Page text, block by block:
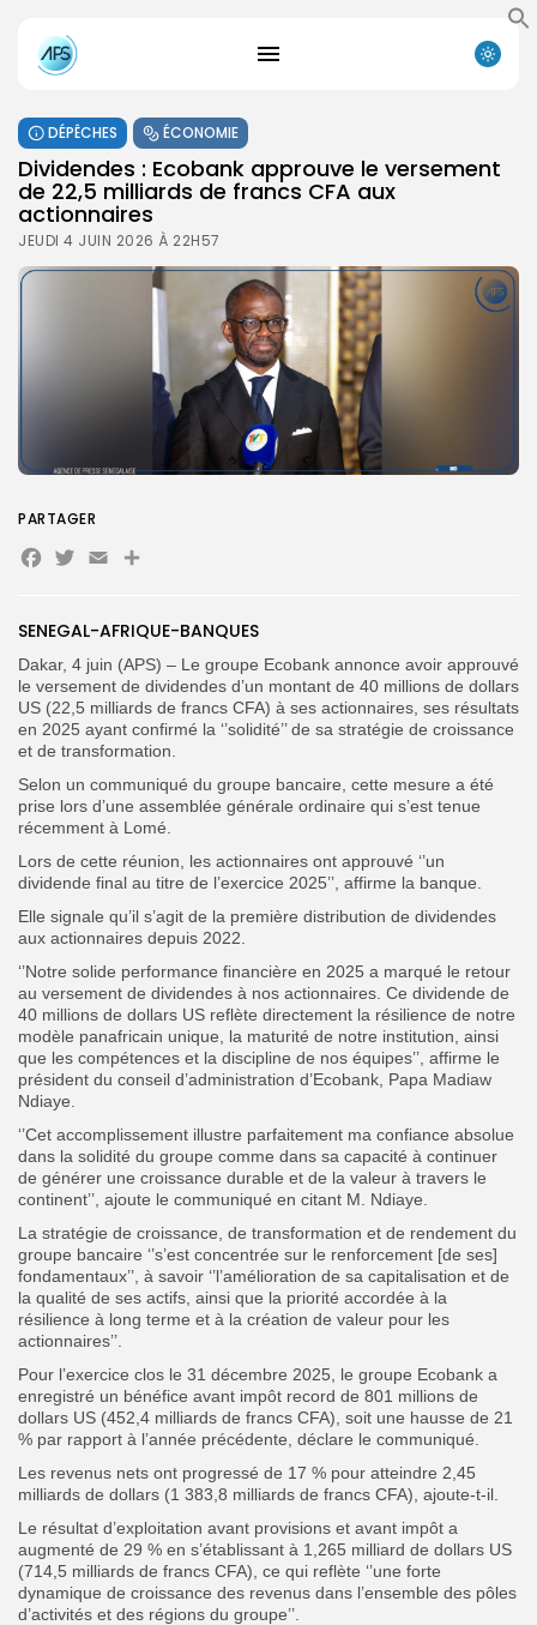
for:
FR
DÉPÊCHES ÉCONOMIE
Dividendes : Ecobank approuve le versement
de 22,5 milliards de francs CFA aux
actionnaires
JEUDI 4 JUIN 2026 À 22H57
SENEGAL-AFRIQUE-BANQUES
Dakar, 4 juin (APS) – Le groupe Ecobank annonce avoir approuvé
le versement de dividendes d’un montant de 40 millions de dollars
US (22,5 milliards de francs CFA) à ses actionnaires, ses résultats
en 2025 ayant confirmé la ‘’solidité’’ de sa stratégie de croissance
et de transformation.
Selon un communiqué du groupe bancaire, cette mesure a été
prise lors d’une assemblée générale ordinaire qui s’est tenue
récemment à Lomé.
Lors de cette réunion, les actionnaires ont approuvé ‘’un
dividende final au titre de l’exercice 2025’’, affirme la banque.
Elle signale qu’il s’agit de la première distribution de dividendes
aux actionnaires depuis 2022.
‘’Notre solide performance financière en 2025 a marqué le retour
au versement de dividendes à nos actionnaires. Ce dividende de
40 millions de dollars US reflète directement la résilience de notre
modèle panafricain unique, la maturité de notre institution, ainsi
que les compétences et la discipline de nos équipes’’, affirme le
président du conseil d’administration d’Ecobank, Papa Madiaw
Ndiaye.
‘’Cet accomplissement illustre parfaitement ma confiance absolue
dans la solidité du groupe comme dans sa capacité à continuer
de générer une croissance durable et de la valeur à travers le
continent’’, ajoute le communiqué en citant M. Ndiaye.
La stratégie de croissance, de transformation et de rendement du
groupe bancaire ‘’s’est concentrée sur le renforcement [de ses]
fondamentaux’’, à savoir ‘’l’amélioration de sa capitalisation et de
la qualité de ses actifs, ainsi que la priorité accordée à la
résilience à long terme et à la création de valeur pour les
actionnaires’’.
Pour l’exercice clos le 31 décembre 2025, le groupe Ecobank a
enregistré un bénéfice avant impôt record de 801 millions de
dollars US (452,4 milliards de francs CFA), soit une hausse de 21
% par rapport à l’année précédente, déclare le communiqué.
Les revenus nets ont progressé de 17 % pour atteindre 2,45
milliards de dollars (1 383,8 milliards de francs CFA), ajoute-t-il.
Le résultat d’exploitation avant provisions et avant impôt a
augmenté de 29 % en s’établissant à 1,265 milliard de dollars US
(714,5 milliards de francs CFA), ce qui reflète ‘’une forte
dynamique de croissance des revenus dans l’ensemble des pôles
d’activités et des régions du groupe’’.
PARTAGER
Facebook
Twitter
EmailPartager